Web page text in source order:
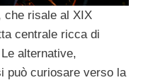
che risale al XIX
centrale ricca di
alternative,
può curiosare verso la